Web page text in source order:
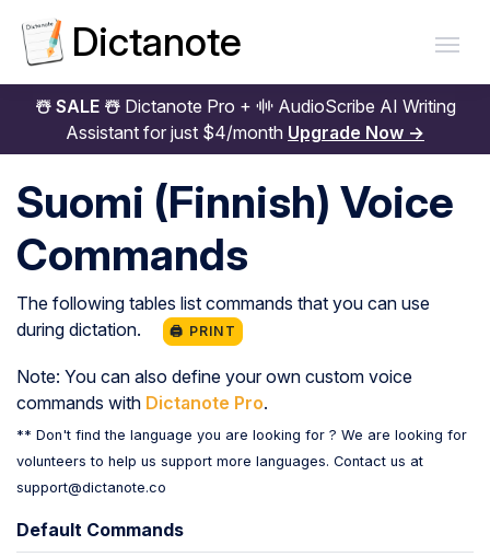
Dictanote
☃️ SALE ☃️Dictanote Pro +
AudioScribe AI Writing
Assistant for just $4/month Upgrade Now →
Suomi (Finnish) Voice
Commands
The following tables list commands that you can use
during dictation.
🖨️ PRINT
Note: You can also define your own custom voice
commands with Dictanote Pro.
** Don't find the language you are looking for ? We are looking for
volunteers to help us support more languages. Contact us at
support@dictanote.co
Default Commands